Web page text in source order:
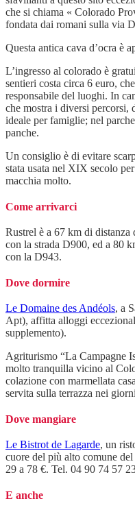
che si chiama « Colorado
fondata dai romani sulla via
Questa antica cava d’ocra è
L’ingresso al colorado è
sentieri costa circa 6 euro,
responsabile del luoghi. In
che mostra i diversi percorsi,
ideale per famiglie; nel
panche.
Un consiglio è di evitare
stata usata nel XIX secolo
macchia molto.
Come arrivarci
Rustrel è a 67 km di
con la strada D900, ed a 80
con la D943.
Dove dormire
Le Domaine des Andéols, a
Apt), affitta alloggi
supplemento).
Agriturismo “La Campagne
molto tranquilla vicino al
colazione con marmellata
servita sulla terrazza nei
Dove mangiare
Le Bistrot de Lagarde, un
cuore del più alto comune
29 a 78 €. Tel. 04 90 74 57
E anche